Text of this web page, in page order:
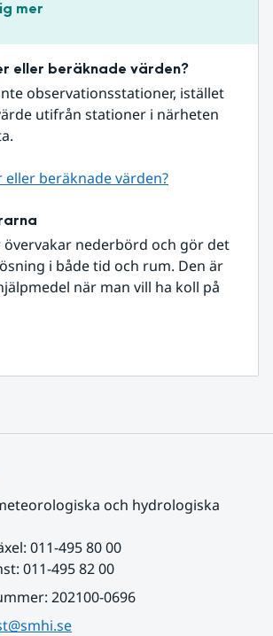
mer
eller beräknade värden?
observationsstationer, istället
utifrån stationer i närheten
beräknade värden?
övervakar nederbörd och gör det
i både tid och rum. Den är
när man vill ha koll på
och hydrologiska
011-495 80 00
011-495 82 00
202100-0696